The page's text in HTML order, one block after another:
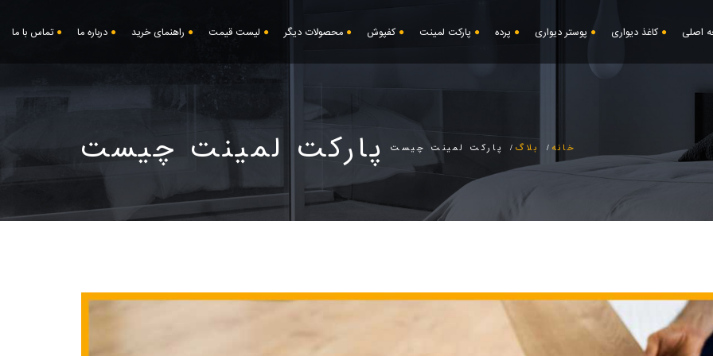
اصلی کاغذ دیواری پوستر دیواری پرده پارکت لمینت کفپوش محصولات دیگر لیست قیمت راهنمای خرید درباره ما تماس با ما
پارکت لمینت چیست خانه بلاگ پارکت لمینت چیست